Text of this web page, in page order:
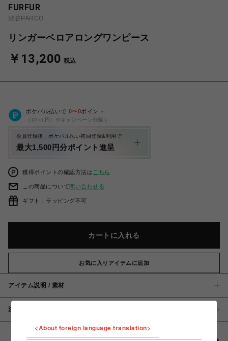
FURFUR
渋谷PARCO
リンガーベロアロングワンピース
￥13,200 税込
ポケパル払いで 0〜0ポイント
（1P=1円）※キャンペーン分除く
会員登録後、ポケパル払い初回登録&利用で
最大1,500円分ポイント進呈
獲得ポイントの確認方法は こちら
この商品について問い合わせる
ギフト：ラッピング不可
カートに入れる
お気に入りアイテムに追加
アイテム説明 / 素材
注意事項
<About foreign language translation>